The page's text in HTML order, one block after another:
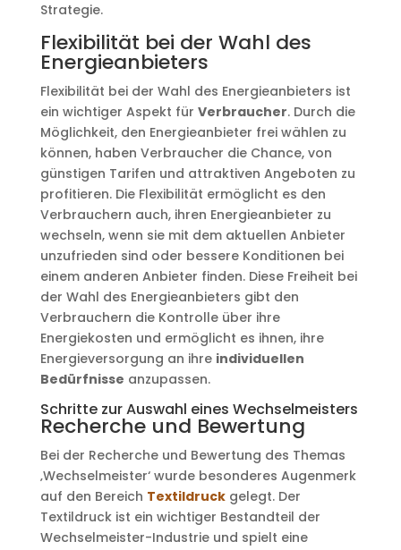
Strategie.
Flexibilität bei der Wahl des
Energieanbieters
Flexibilität bei der Wahl des Energieanbieters ist
ein wichtiger Aspekt für Verbraucher. Durch die
Möglichkeit, den Energieanbieter frei wählen zu
können, haben Verbraucher die Chance, von
günstigen Tarifen und attraktiven Angeboten zu
profitieren. Die Flexibilität ermöglicht es den
Verbrauchern auch, ihren Energieanbieter zu
wechseln, wenn sie mit dem aktuellen Anbieter
unzufrieden sind oder bessere Konditionen bei
einem anderen Anbieter finden. Diese Freiheit bei
der Wahl des Energieanbieters gibt den
Verbrauchern die Kontrolle über ihre
Energiekosten und ermöglicht es ihnen, ihre
Energieversorgung an ihre individuellen
Bedürfnisse anzupassen.
Schritte zur Auswahl eines Wechselmeisters
Recherche und Bewertung
Bei der Recherche und Bewertung des Themas
‚Wechselmeister‘ wurde besonderes Augenmerk
auf den Bereich Textildruckgelegt. Der
Textildruck ist ein wichtiger Bestandteil der
Wechselmeister-Industrie und spielt eine